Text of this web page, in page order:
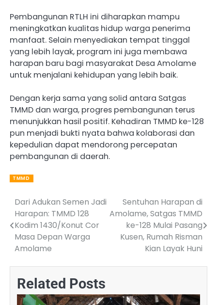
Pembangunan RTLH ini diharapkan mampu
meningkatkan kualitas hidup warga penerima
manfaat. Selain menyediakan tempat tinggal
yang lebih layak, program ini juga membawa
harapan baru bagi masyarakat Desa Amolame
untuk menjalani kehidupan yang lebih baik.
Dengan kerja sama yang solid antara Satgas
TMMD dan warga, progres pembangunan terus
menunjukkan hasil positif. Kehadiran TMMD ke-128
pun menjadi bukti nyata bahwa kolaborasi dan
kepedulian dapat mendorong percepatan
pembangunan di daerah.
TMMD
Post
navigation
Dari Adukan Semen Jadi
Harapan: TMMD 128
Kodim 1430/Konut Cor
Masa Depan Warga
Amolame
Sentuhan Harapan di
Amolame, Satgas TMMD
ke-128 Mulai Pasang
Kusen, Rumah Risman
Kian Layak Huni
Related Posts